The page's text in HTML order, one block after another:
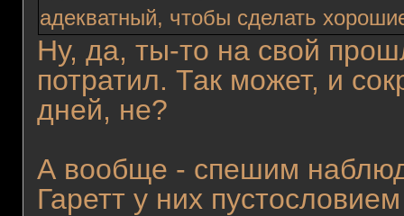
адекватный, чтобы сделать
Ну, да, ты-то на свой
потратил. Так может, и
дней, не?
А вообще - спешим
Гаретт у них